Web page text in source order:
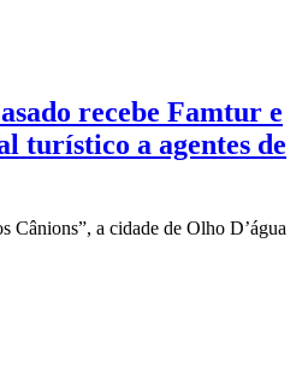
recebe Famtur e
turístico a agentes de
Cânions”, a cidade de Olho D’água